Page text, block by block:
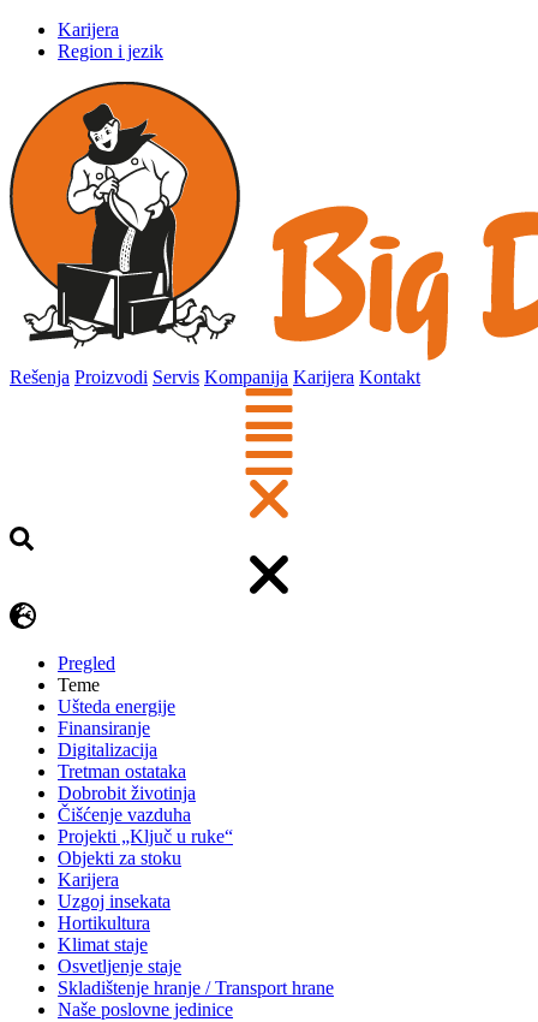
Karijera
Region i jezik
Rešenja Proizvodi Servis Kompanija Karijera Kontakt
Pregled
Teme
Ušteda energije
Finansiranje
Digitalizacija
Tretman ostataka
Dobrobit životinja
Čišćenje vazduha
Projekti „Ključ u ruke“
Objekti za stoku
Karijera
Uzgoj insekata
Hortikultura
Klimat staje
Osvetljenje staje
Skladištenje hranje / Transport hrane
Naše poslovne jedinice